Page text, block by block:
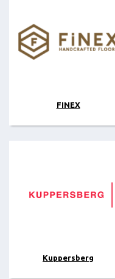
FINEX
Kuppersberg